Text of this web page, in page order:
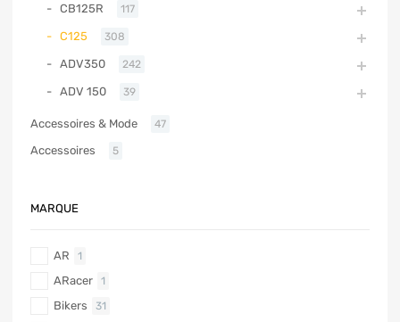
CB125R 117
C125 308
ADV350 242
ADV 150 39
Accessoires & Mode 47
Accessoires 5
MARQUE
AR 1
ARacer 1
Bikers 31